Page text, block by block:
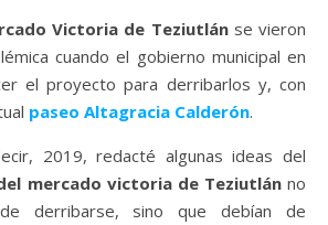
Victoria de Teziutlánse vieron
cuando el gobierno municipal en
el proyecto para derribarlos y, con
paseo Altagracia Calderón.
2019, redacté algunas ideas del
mercado victoria de Teziutlánno
derribarse, sino que debían de